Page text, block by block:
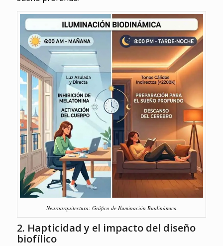
Neuroarquitectura: Gráfico de Iluminación Biodinámica
2. Hapticidad y el impacto del diseño
biofílico